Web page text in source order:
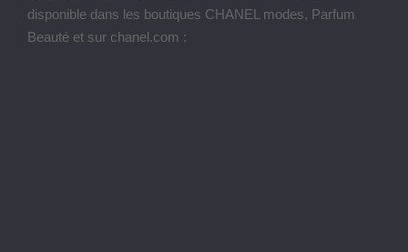
disponible dans les boutiques CHANEL modes, Parfum
Beauté et sur chanel.com :